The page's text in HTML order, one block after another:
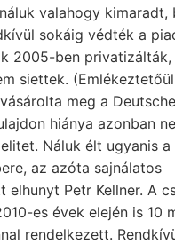
valahogy kimaradt,
sokáig védték a
2005-ben privatizálták,
siettek.
meg a Deutsche
hiánya azonban
Náluk élt ugyanis a
az azóta sajnálatos
elhunyt Petr Kellner. A
es évek elején is 10
rendelkezett.